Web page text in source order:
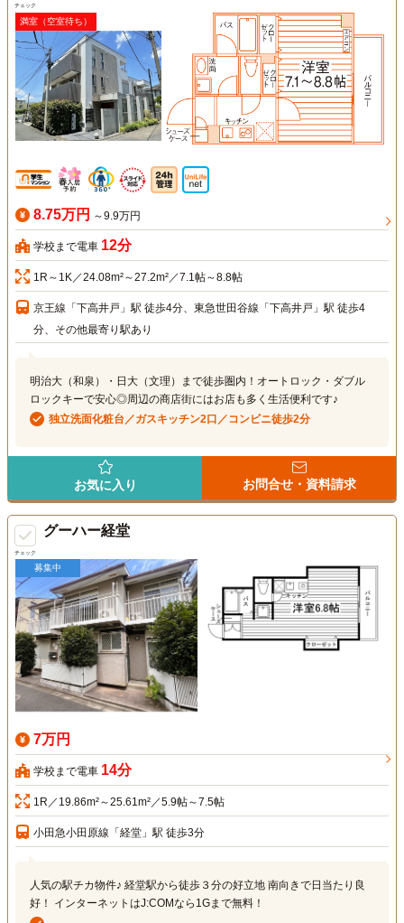
チェック
満室（空室待ち）
8.75万円 ～9.9万円
学校まで電車 12分
1R～1K／24.08m²～27.2m²／7.1帖～8.8帖
京王線「下高井戸」駅 徒歩4分、東急世田谷線「下高井戸」駅 徒歩4
分、その他最寄り駅あり
明治大（和泉）・日大（文理）まで徒歩圏内！オートロック・ダブル
ロックキーで安心◎周辺の商店街にはお店も多く生活便利です♪
独立洗面化粧台／ガスキッチン2口／コンビニ徒歩2分
お気に入り お問合せ・資料請求
チェック
グーハー経堂
募集中
7万円
学校まで電車 14分
1R／19.86m²～25.61m²／5.9帖～7.5帖
小田急小田原線「経堂」駅 徒歩3分
人気の駅チカ物件♪ 経堂駅から徒歩３分の好立地 南向きで日当たり良
好！ インターネットはJ:COMなら1Gまで無料！